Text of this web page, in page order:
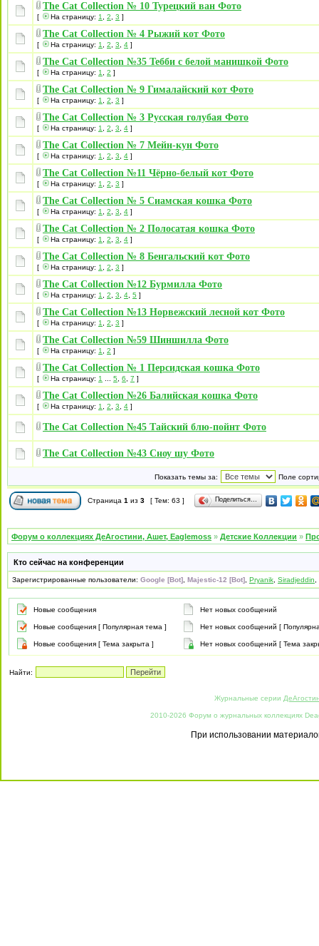
The Cat Collection № 10 Турецкий ван Фото
[ На страницу: 1 2 3 ]
The Cat Collection № 4 Рыжий кот Фото
[ На страницу: 1 2 3 4 ]
The Cat Collection №35 Тебби с белой манишкой Фото
[ На страницу: 1 2 ]
The Cat Collection № 9 Гималайский кот Фото
[ На страницу: 1 2 3 ]
The Cat Collection № 3 Русская голубая Фото
[ На страницу: 1 2 3 4 ]
The Cat Collection № 7 Мейн-кун Фото
[ На страницу: 1 2 3 4 ]
The Cat Collection №11 Чёрно-белый кот Фото
[ На страницу: 1 2 3 ]
The Cat Collection № 5 Сиамская кошка Фото
[ На страницу: 1 2 3 4 ]
The Cat Collection № 2 Полосатая кошка Фото
[ На страницу: 1 2 3 4 ]
The Cat Collection № 8 Бенгальский кот Фото
[ На страницу: 1 2 3 ]
The Cat Collection №12 Бурмилла Фото
[ На страницу: 1 2 3 4 5 ]
The Cat Collection №13 Норвежский лесной кот Фото
[ На страницу: 1 2 3 ]
The Cat Collection №59 Шиншилла Фото
[ На страницу: 1 2 ]
The Cat Collection № 1 Персидская кошка Фото
[ На страницу: 1 5 6 7 ]
The Cat Collection №26 Балийская кошка Фото
[ На страницу: 1 2 3 4 ]
The Cat Collection №45 Тайский блю-пойнт Фото
The Cat Collection №43 Сноу шу Фото
Показать темы за: Поле
Страница 1 из 3 [ Тем: 63 ] Поделиться…
Форум о коллекциях ДеАгостини, Ашет, Eaglemoss » Детские Коллекции »
Кто сейчас на конференции
Зарегистрированные пользователи: Google [Bot] Majestic-12 [Bot] Pryanik Siradjeddin
Новые сообщения Нет новых сообщений
Новые сообщения [ Популярная тема ] Нет новых сообщений [
Новые сообщения [ Тема закрыта ] Нет новых сообщений [ Тема
Найти:
Журнальные серии
2010-2026 Форум о журнальных коллекциях
При использовании